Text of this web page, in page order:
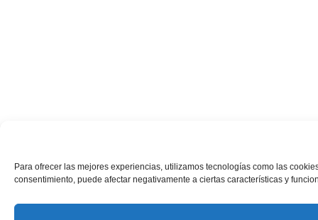
Para ofrecer las mejores experiencias, utilizamos tecnologías como las
consentimiento, puede afectar negativamente a ciertas características y